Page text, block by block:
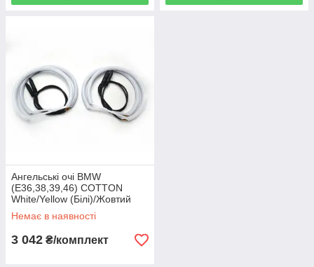
Ангельські очі BMW
(E36,38,39,46) COTTON
White/Yellow (Білі)/Жовтий
Немає в наявності
3 042 ₴/комплект